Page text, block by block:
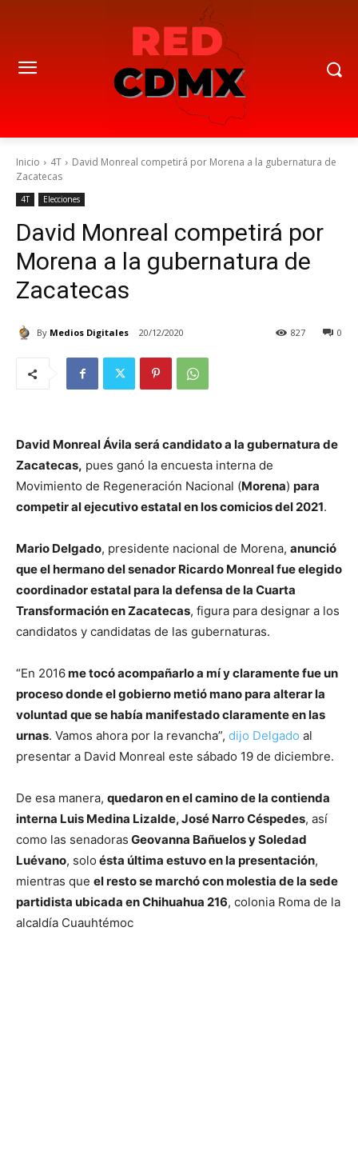
Inicio 4T
David Monreal competirá por Morena a la gubernatura de
Zacatecas
4T Elecciones
David Monreal competirá por
Morena a la gubernatura de
Zacatecas
By Medios Digitales 20/12/2020 0
827
David Monreal Ávila será candidato a la gubernatura de
Zacatecas, pues ganó la encuesta interna de
Movimiento de Regeneración Nacional (Morena) para
competir al ejecutivo estatal en los comicios del 2021.
Mario Delgado, presidente nacional de Morena, anunció
que el hermano del senador Ricardo Monreal fue elegido
coordinador estatal para la defensa de la Cuarta
Transformación en Zacatecas, figura para designar a los
candidatos y candidatas de las gubernaturas.
“En 2016me tocó acompañarlo a mí y claramente fue un
proceso donde el gobierno metió mano para alterar la
voluntad que se había manifestado claramente en las
urnas. Vamos ahora por la revancha”, dijo Delgado al
presentar a David Monreal este sábado 19 de diciembre.
De esa manera, quedaron en el camino de la contienda
interna Luis Medina Lizalde, José Narro Céspedes, así
como las senadoras Geovanna Bañuelos y Soledad
Luévano, solo ésta última estuvo en la presentación,
mientras que el resto se marchó con molestia de la sede
partidista ubicada en Chihuahua 216, colonia Roma de la
alcaldía Cuauhtémoc